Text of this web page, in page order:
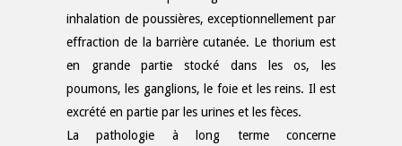
inhalation de poussières, exceptionnellement par
effraction de la barrière cutanée. Le thorium est
en grande partie stocké dans les os, les
poumons, les ganglions, le foie et les reins. Il est
excrété en partie par les urines et les fèces.
La pathologie à long terme concerne